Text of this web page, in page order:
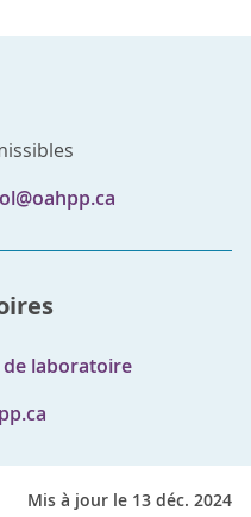
laboratoire
Mis à jour le 13 déc. 2024